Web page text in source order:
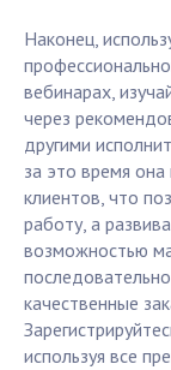
Наконец,
вебинарах,
через
другими
за это время
клиентов, что
работу, а
возможностью
качественные
используя все